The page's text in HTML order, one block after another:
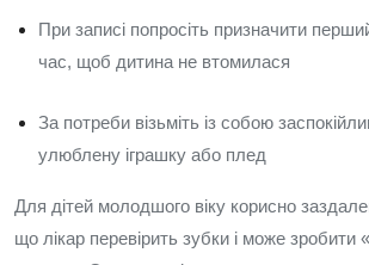
При записі попросіть призначити
час, щоб дитина не втомилася
За потреби візьміть із собою
улюблену іграшку або плед
Для дітей молодшого віку корисно
що лікар перевірить зубки і може зробити